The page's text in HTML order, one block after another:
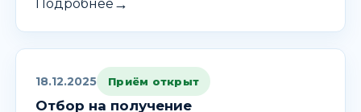
Подробнее →
18.12.2025 Приём открыт
Отбор на получение